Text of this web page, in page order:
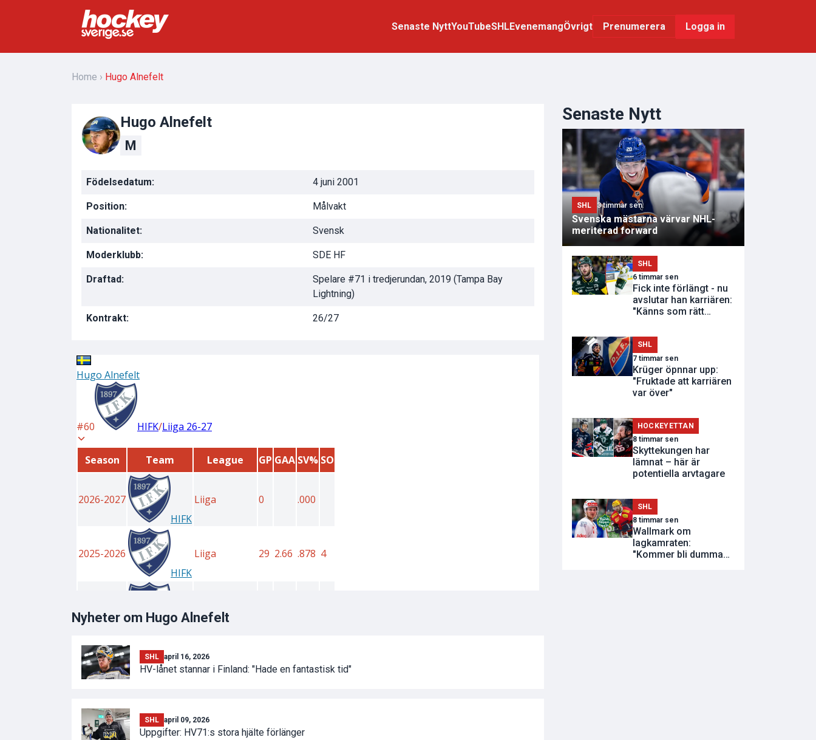
Senaste NyttYouTubeSHLEvenemangÖvrigt Prenumerera Logga in
Home Hugo Alnefelt
Hugo Alnefelt
M
Födelsedatum: 4 juni 2001
Position: Målvakt
Nationalitet: Svensk
Moderklubb: SDE HF
Draftad:
Spelare #71 i tredjerundan, 2019 (Tampa Bay
Lightning)
Kontrakt: 26/27
Nyheter om Hugo Alnefelt
SHL april 16, 2026
HV-lånet stannar i Finland: "Hade en fantastisk tid"
SHL april 09, 2026
Uppgifter: HV71:s stora hjälte förlänger
Senaste Nytt
SHL 3 timmar sen
Svenska mästarna värvar NHL-
meriterad forward
SHL
6 timmar sen
Fick inte förlängt - nu
avslutar han karriären:
"Känns som rätt
SHL
7 timmar sen
Krüger öpnnar upp:
"Fruktade att karriären
var över"
HOCKEYETTAN
8 timmar sen
Skyttekungen har
lämnat – här är
potentiella arvtagare
SHL
8 timmar sen
Wallmark om
lagkamraten:
"Kommer bli dumma